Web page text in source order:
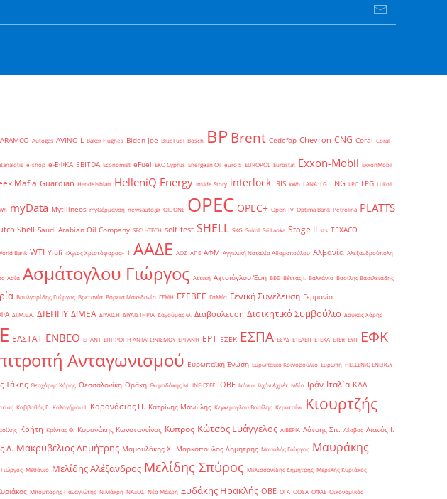
ARAMCO Autogas AVINOIL Baker Hughes Biden Joe BlueFuel Bosch BPBrent Cedefop Chevron CNG Coral Coral
e-shop e-ΕΦΚΑ EBITDA Economist eFuel EKO Cyprus Energean Oil euro 5 EUROPOL Eurostat Exxon-Mobil ExxonMobil
Mafia Guardian Handelsblatt HelleniQ Energy Inside Story interlock IRIS kWh LANA LG LNG LPC LPG Lukoil
myData Mytilineos myΘέρμανση newsauto.gr OIL ONE OPEC OPEC+ Open TV Optima Bank Petrolina PLATTS
Shell Saudi Arabian Oil Company SECU-TECH self-test SHELL SKG Sokol Sri Lanka Stage II sts TEXACO
Bank WTI Yiufi «Άγιος Χριστόφορος» ΄1 ΑΑΔΕ ΑΟΖ ΑΠΕ ΑΦΜ Αγγελική Ναταλία Αδαμοπούλου Αλβανία Αλεξανδρούπολη
Ασία Ασμάτογλου Γιώργος Αττική Αχτσιόγλου Έφη ΒΕΘ Βέττας Ι. Βαλκάνια Βασίλης Βασιλειάδης
Βουλγαρίδης Γιώργος Βρετανία Βόρεια Μακεδονία ΓΕΜΗ ΓΣΕΒΕΕ Γαλλία Γενική Συνέλευση Γερμανία
ΔΙ.Μ.Ε.Α. ΔΙΕΠΠΥ ΔΙΜΕΑ ΔΙΥΛΙΣΗ ΔΙΥΛΙΣΤΗΡΙΑ Δαγούμας Θ. Διαβούλευση Διοικητικό Συμβούλιο Δούκας Χάρης
ΕΛΣΤΑΤ ΕΝΒΕΘ ΕΠΑΝΤ ΕΠΙΤΡΟΠΗ ΑΝΤΑΓΩΝΙΣΜΟΥ ΕΡΓΑΝΗ ΕΡΤ ΕΣΕΚ ΕΣΠΑ ΕΣΥΔ ΕΤΕΑΕΠ ΕΤΕΚΑ ΕΤΕπ ΕΥΠ ΕΦΚ
Ανταγωνισμού Ευρωπαϊκή Ένωση Ευρωπαϊκό Κοινοβούλιο Ευρώπη ΗELLENiQ ENERGY
Τάκης Θεοχάρης Χάρης Θεσσαλονίκη Θράκη Θωμαδάκης Μ. ΙΝΕ-ΓΣΕΕ ΙΟΒΕ Ικόνιο Ιλχάν Αχμέτ Ινδία Ιράν Ιταλία ΚΑΔ
Καββαθάς Γ. Καλογήρου Ι. Καρανάσιος Π. Κατρίνης Μανώλης Κεγκέρογλου Βασίλης Κερατσίνι
Κιουρτζής
Κρήτη Κρίντας Θ. Κυρανάκης Κωνσταντίνος Κύπρος Κώτσος Ευάγγελος ΛΙΒΕΡΙΑ Λάτσης Σπ. Λέσβος Λιανός Ι.
Δ. Μακρυβέλιος Δημήτρης Μαμουλάκης Χ. Μαρκόπουλος Δημήτρης Μασαλής Γιώργος Μαυράκης
Μεθάνιο Μελίδης Αλέξανδρος Μελίδης Σπύρος Μελισσανίδης Δημήτρης Μερελής Κυριάκος
Μπόμπορης Παναγιώτης Ν.Μάκρη ΝΑΞΟΣ Νέα Μάκρη Ξυδάκης Ηρακλής ΟΒΕ ΟΓΑ ΟΟΣΑ ΟΦΑΕ Οικονομικός